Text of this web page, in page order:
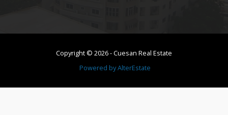
Copyright © 2026-Cuesan Real Estate
Powered byAlterEstate